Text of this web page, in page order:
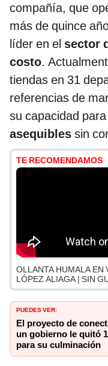
compañía, que
más de quince
líder en el sector
costo.
tiendas en 31
referencias de
su capacidad
asequibles sin
TE RECOMENDAMOS
OLLANTA HUMALA EN
LÓPEZ ALIAGA | SIN
PUEDES VER:
El proyecto de
un gobierno le quitó
para su culminación